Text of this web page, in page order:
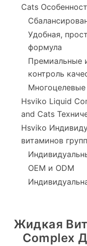
Cats
Удобная,
формула
Премиальные
контроль
Hsviko Liquid
and Cats
Hsviko
витаминов
OEM и ODM
Жидкая
Complex